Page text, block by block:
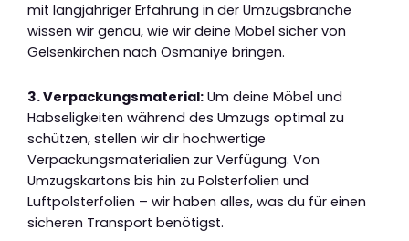
mit langjähriger Erfahrung in der Umzugsbranche
wissen wir genau, wie wir deine Möbel sicher von
Gelsenkirchen nach Osmaniye bringen.
3. Verpackungsmaterial: Um deine Möbel und
Habseligkeiten während des Umzugs optimal zu
schützen, stellen wir dir hochwertige
Verpackungsmaterialien zur Verfügung. Von
Umzugskartons bis hin zu Polsterfolien und
Luftpolsterfolien – wir haben alles, was du für einen
sicheren Transport benötigst.